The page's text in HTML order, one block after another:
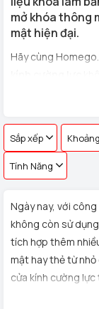
mở khóa thông
mật hiện đại.
Hãy cùng
cửa kính văn
Sắp xếp
Tính Năng
Ngày nay, với
không còn sử
tích hợp thêm
mật hay thẻ từ nhỏ
cửa kính cường